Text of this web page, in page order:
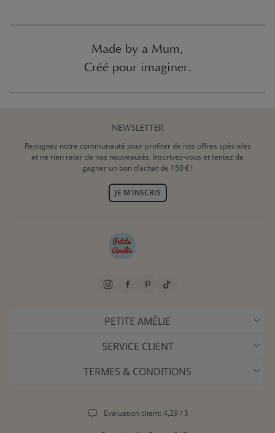
Made by a Mum,
Créé pour imaginer.
NEWSLETTER
Rejoignez notre communauté pour profiter de nos offres spéciales
et ne rien rater de nos nouveautés. Inscrivez-vous et tentez de
gagner un bon d’achat de 150 € !
JE M'INSCRIS
PETITE AMÉLIE
SERVICE CLIENT
TERMES & CONDITIONS
Evaluation client: 4,29 / 5